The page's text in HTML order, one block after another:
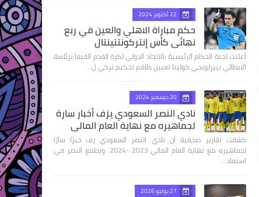
22 أكتوبر 2024
حكم مباراة الاهلي والعين في ربع
نهائى كأس إنتركونتنينتال
أعلنت لجنة الحكام الرئيسية بالاتحاد الدولي لكرة القدم الفيفا برئاسة
الايطالي بييرلويجي كولينا تعيين طاقم تحكيم تركي ل…
20 ديسمبر 2024
نادي النصر السعودي يزف أخبار سارة
لجماهيره مع نهاية العام المالي
كشفت تقارير صحفية أن نادي النصر السعودي زف خبرًا سارًا
لجماهيره مع نهاية العام المالي 2023 -2024. ويطمع النصر في
استعاد…
27 يوليو 2026